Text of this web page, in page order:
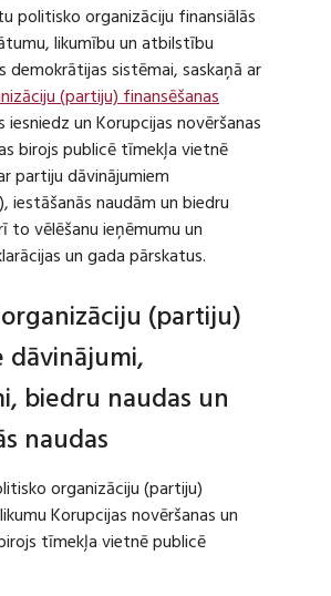
politisko organizāciju finansiālās
likumību un atbilstību
demokrātijas sistēmai, saskaņā ar
(partiju) finansēšanas
iesniedz un Korupcijas novēršanas
birojs publicē tīmekļa vietnē
partiju dāvinājumiem
iestāšanās naudām un biedru
to vēlēšanu ieņēmumu un
un gada pārskatus.
(partiju)
dāvinājumi,
biedru naudas un
naudas
organizāciju (partiju)
Korupcijas novēršanas un
tīmekļa vietnē publicē